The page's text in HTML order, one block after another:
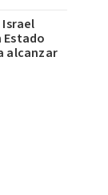
Israel
alcanzar